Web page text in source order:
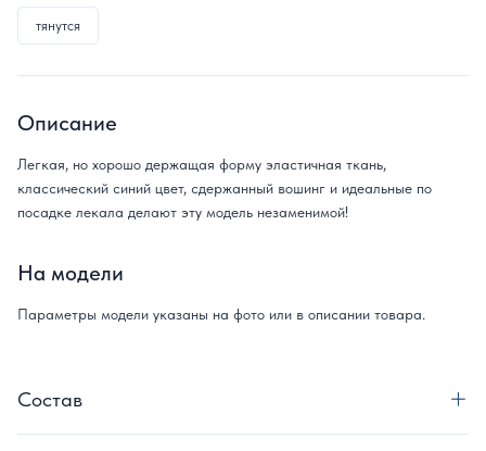
тянутся
Описание
Легкая, но хорошо держащая форму эластичная ткань,
классический синий цвет, сдержанный вошинг и идеальные по
посадке лекала делают эту модель незаменимой!
На модели
Параметры модели указаны на фото или в описании товара.
Состав